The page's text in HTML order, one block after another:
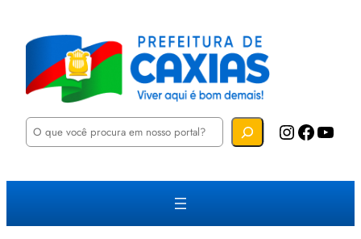
P
u
a
Instagram Facebook YouTube